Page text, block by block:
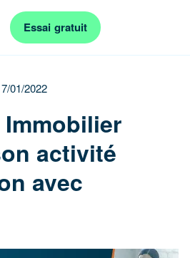
Essai gratuit
01/2022
activité
avec